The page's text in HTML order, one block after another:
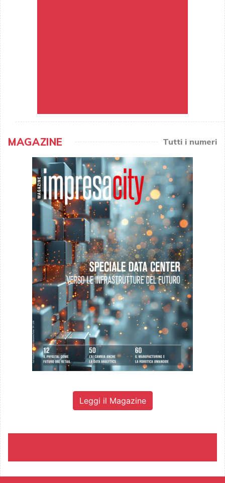
MAGAZINE Tutti i numeri
Leggi il Magazine